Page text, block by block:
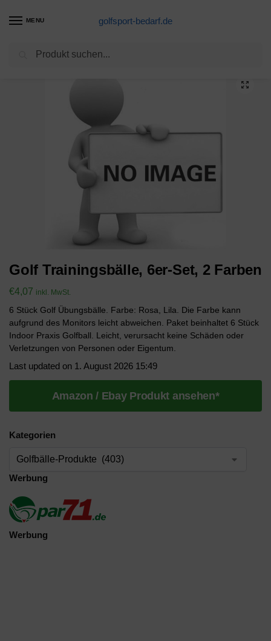
MENU golfsport-bedarf.de
Golfbälle-Produkte / Golf Trainingsbälle, 6er-Set, 2 Farben
Golf Trainingsbälle, 6er-Set, 2 Farben
€4,07 inkl. MwSt.
6 Stück Golf Übungsbälle. Farbe: Rosa, Lila. Die Farbe kann
aufgrund des Monitors leicht abweichen. Paket beinhaltet 6 Stück
Indoor Praxis Golfball. Leicht, verursacht keine Schäden oder
Verletzungen von Personen oder Eigentum.
Last updated on 1. August 2026 15:49
Amazon / Ebay Produkt ansehen*
Kategorien
Werbung
Werbung